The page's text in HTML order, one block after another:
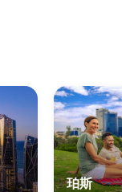
珀斯